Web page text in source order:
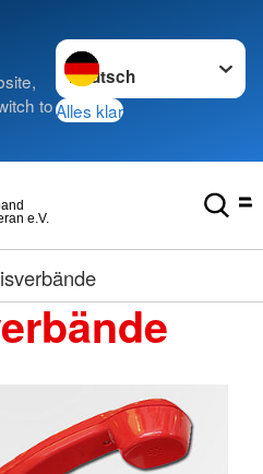
to
Sprache wechseln zu
Alles klar
e.V.